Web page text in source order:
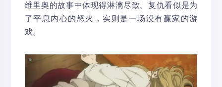
维里奥的故事中体现得淋漓尽致。复仇看似是为
了平息内心的怒火，实则是一场没有赢家的游
戏。